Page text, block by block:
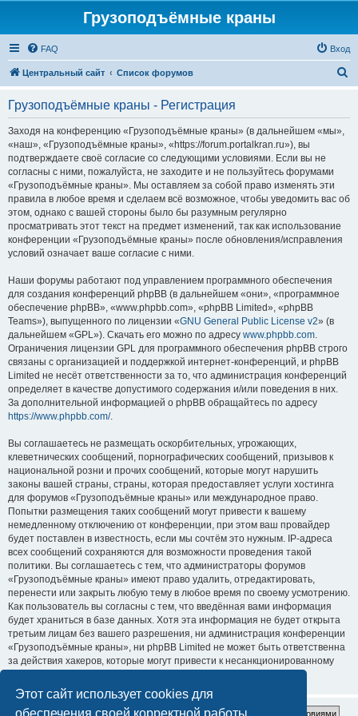
Этот сайт использует cookies для
обеспечения своей корректной работы.
Грузоподъёмные краны
FAQ Вход
Центральный сайт Список форумов
Грузоподъёмные краны - Регистрация
Заходя на конференцию «Грузоподъёмные краны» (в дальнейшем «мы»,
«наш», «Грузоподъёмные краны», «https://forum.portalkran.ru»), вы
подтверждаете своё согласие со следующими условиями. Если вы не
согласны с ними, пожалуйста, не заходите и не пользуйтесь форумами
«Грузоподъёмные краны». Мы оставляем за собой право изменять эти
правила в любое время и сделаем всё возможное, чтобы уведомить вас об
этом, однако с вашей стороны было бы разумным регулярно
просматривать этот текст на предмет изменений, так как использование
конференции «Грузоподъёмные краны» после обновления/исправления
условий означает ваше согласие с ними.
Наши форумы работают под управлением программного обеспечения
для создания конференций phpBB (в дальнейшем «они», «программное
обеспечение phpBB», «www.phpbb.com», «phpBB Limited», «phpBB
Teams»), выпущенного по лицензии «GNU General Public License v2» (в
дальнейшем «GPL»). Скачать его можно по адресу www.phpbb.com.
Ограничения лицензии GPL для программного обеспечения phpBB строго
связаны с организацией и поддержкой интернет-конференций, и phpBB
Limited не несёт ответственности за то, что администрация конференций
определяет в качестве допустимого содержания и/или поведения в них.
За дополнительной информацией о phpBB обращайтесь по адресу
https://www.phpbb.com/.
Вы соглашаетесь не размещать оскорбительных, угрожающих,
клеветнических сообщений, порнографических сообщений, призывов к
национальной розни и прочих сообщений, которые могут нарушить
законы вашей страны, страны, которая предоставляет услуги хостинга
для форумов «Грузоподъёмные краны» или международное право.
Попытки размещения таких сообщений могут привести к вашему
немедленному отключению от конференции, при этом ваш провайдер
будет поставлен в известность, если мы сочтём это нужным. IP-адреса
всех сообщений сохраняются для возможности проведения такой
политики. Вы соглашаетесь с тем, что администраторы форумов
«Грузоподъёмные краны» имеют право удалить, отредактировать,
перенести или закрыть любую тему в любое время по своему усмотрению.
Как пользователь вы согласны с тем, что введённая вами информация
будет храниться в базе данных. Хотя эта информация не будет открыта
третьим лицам без вашего разрешения, ни администрация конференции
«Грузоподъёмные краны», ни phpBB Limited не может быть ответственна
за действия хакеров, которые могут привести к несанкционированному